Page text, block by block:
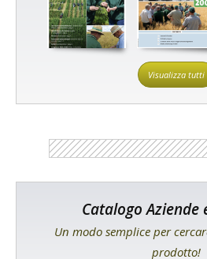
Visualizza tutti
Catalogo Aziende
Un modo semplice per
prodotto!